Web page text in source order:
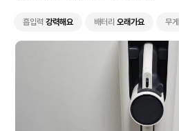
흡입력 강력해요 배터리 오래가요 무게